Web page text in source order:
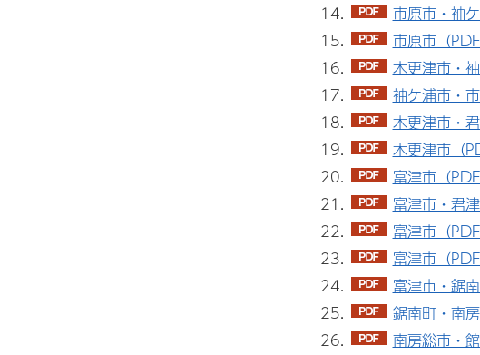
市原市・袖
市原市（
木更津市・
袖ケ浦市・
木更津市・
木更津市（
富津市（
富津市・君
富津市（
富津市（
富津市・鋸
鋸南町・南
南房総市・